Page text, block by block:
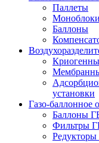
Паллеты
Моноблоки
Баллоны
установки
Газо-баллонное
Баллоны
Фильтры